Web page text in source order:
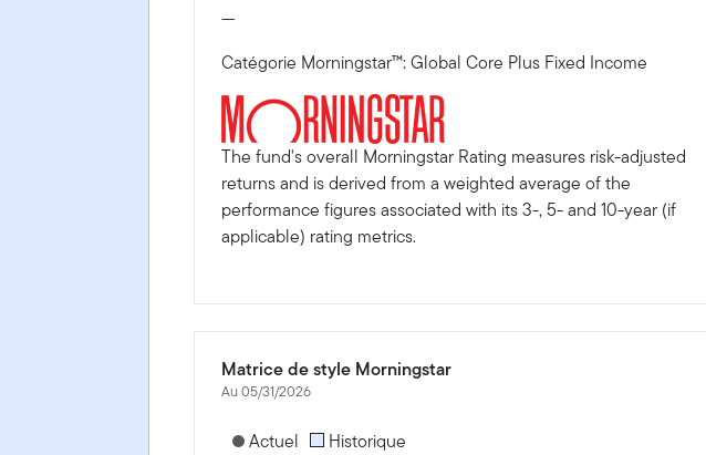
—
Catégorie Morningstar™: Global Core Plus Fixed Income
The fund's overall Morningstar Rating measures risk-adjusted
returns and is derived from a weighted average of the
performance figures associated with its 3-, 5- and 10-year (if
applicable) rating metrics.
Matrice de style Morningstar
Au 05/31/2026
[products.morningstar-stylebox-title-sr-fixed]
Actuel Historique